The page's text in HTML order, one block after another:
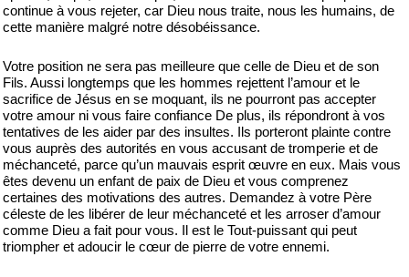
continue à vous rejeter, car Dieu nous traite, nous les humains, de
cette manière malgré notre désobéissance.
Votre position ne sera pas meilleure que celle de Dieu et de son
Fils. Aussi longtemps que les hommes rejettent l’amour et le
sacrifice de Jésus en se moquant, ils ne pourront pas accepter
votre amour ni vous faire confiance De plus, ils répondront à vos
tentatives de les aider par des insultes. Ils porteront plainte contre
vous auprès des autorités en vous accusant de tromperie et de
méchanceté, parce qu’un mauvais esprit œuvre en eux. Mais vous
êtes devenu un enfant de paix de Dieu et vous comprenez
certaines des motivations des autres. Demandez à votre Père
céleste de les libérer de leur méchanceté et les arroser d’amour
comme Dieu a fait pour vous. Il est le Tout-puissant qui peut
triompher et adoucir le cœur de pierre de votre ennemi.